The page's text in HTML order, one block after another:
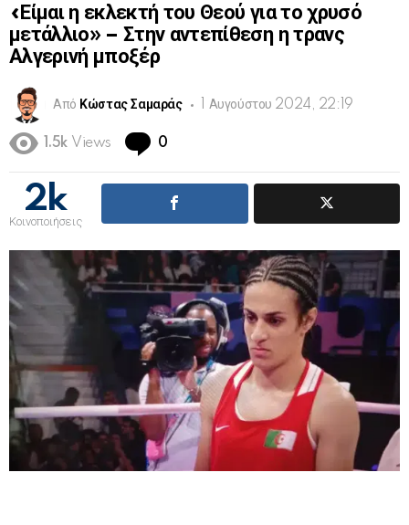
«Είμαι η εκλεκτή του Θεού για το χρυσό
μετάλλιο» – Στην αντεπίθεση η τρανς
Αλγερινή μποξέρ
Από Κώστας Σαμαράς 1 Αυγούστου 2024, 22:19
1.5k Views 0
2k
Κοινοποιήσεις